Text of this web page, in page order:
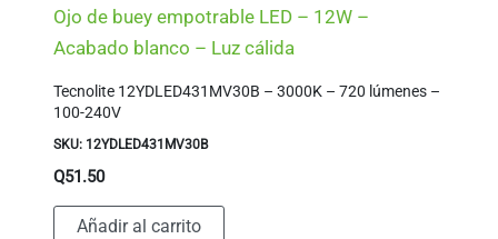
Ojo de buey empotrable LED – 12W –
Acabado blanco – Luz cálida
Tecnolite 12YDLED431MV30B – 3000K – 720 lúmenes –
100-240V
SKU: 12YDLED431MV30B
Q51.50
Añadir al carrito